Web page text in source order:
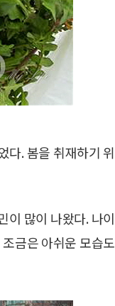
다. 봄을 취재하기 위
이 많이 나왔다. 나이
금은 아쉬운 모습도